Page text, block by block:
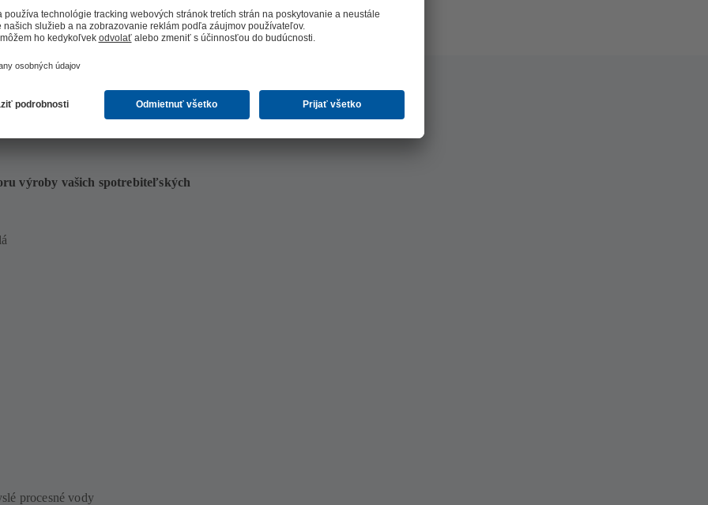
výroby vašich spotrebiteľských
procesné vody